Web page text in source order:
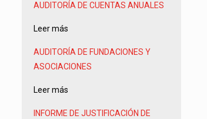
AUDITORÍA DE CUENTAS ANUALES
Leer más
AUDITORÍA DE FUNDACIONES Y
ASOCIACIONES
Leer más
INFORME DE JUSTIFICACIÓN DE